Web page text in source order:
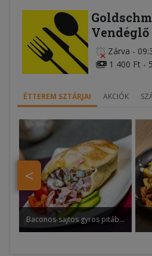
Vendéglő
Zárva -
1 400 Ft -
ÉTTEREM SZTÁRJAI AKCIÓK
<
Baconos-sajtos gyros pitában